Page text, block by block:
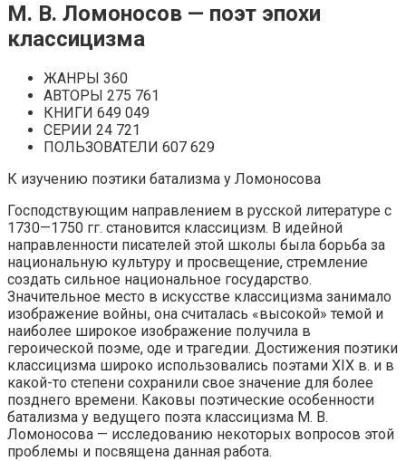
М. В. Ломоносов — поэт эпохи
классицизма
ЖАНРЫ 360
АВТОРЫ 275 761
КНИГИ 649 049
СЕРИИ 24 721
ПОЛЬЗОВАТЕЛИ 607 629
К изучению поэтики батализма у Ломоносова
Господствующим направлением в русской литературе с
1730—1750 гг. становится классицизм. В идейной
направленности писателей этой школы была борьба за
национальную культуру и просвещение, стремление
создать сильное национальное государство.
Значительное место в искусстве классицизма занимало
изображение войны, она считалась «высокой» темой и
наиболее широкое изображение получила в
героической поэме, оде и трагедии. Достижения поэтики
классицизма широко использовались поэтами XIX в. и в
какой-то степени сохранили свое значение для более
позднего времени. Каковы поэтические особенности
батализма у ведущего поэта классицизма М. В.
Ломоносова — исследованию некоторых вопросов этой
проблемы и посвящена данная работа.